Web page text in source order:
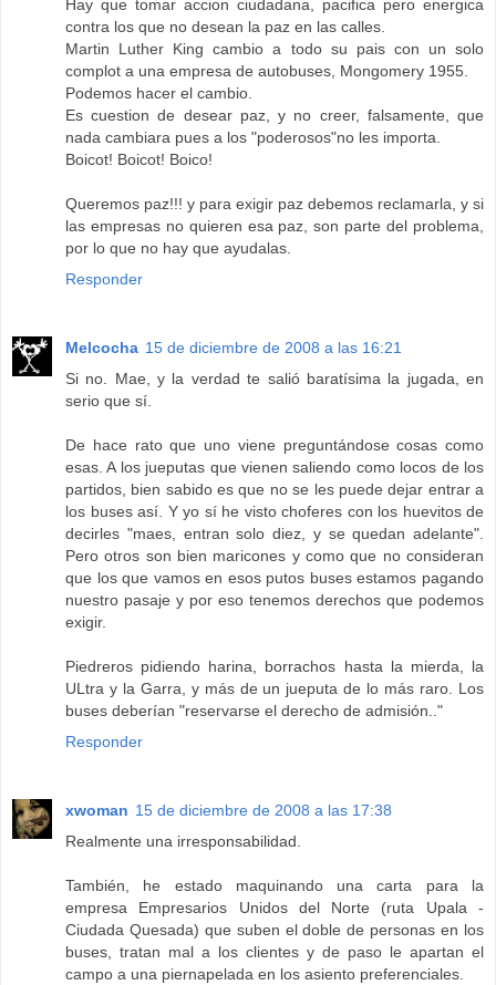
Hay que tomar accion ciudadana, pacifica pero energica
contra los que no desean la paz en las calles.
Martin Luther King cambio a todo su pais con un solo
complot a una empresa de autobuses, Mongomery 1955.
Podemos hacer el cambio.
Es cuestion de desear paz, y no creer, falsamente, que
nada cambiara pues a los "poderosos"no les importa.
Boicot! Boicot! Boico!
Queremos paz!!! y para exigir paz debemos reclamarla, y si
las empresas no quieren esa paz, son parte del problema,
por lo que no hay que ayudalas.
Responder
Melcocha 15 de diciembre de 2008 a las 16:21
Si no. Mae, y la verdad te salió baratísima la jugada, en
serio que sí.
De hace rato que uno viene preguntándose cosas como
esas. A los jueputas que vienen saliendo como locos de los
partidos, bien sabido es que no se les puede dejar entrar a
los buses así. Y yo sí he visto choferes con los huevitos de
decirles "maes, entran solo diez, y se quedan adelante".
Pero otros son bien maricones y como que no consideran
que los que vamos en esos putos buses estamos pagando
nuestro pasaje y por eso tenemos derechos que podemos
exigir.
Piedreros pidiendo harina, borrachos hasta la mierda, la
ULtra y la Garra, y más de un jueputa de lo más raro. Los
buses deberían "reservarse el derecho de admisión.."
Responder
xwoman 15 de diciembre de 2008 a las 17:38
Realmente una irresponsabilidad.
También, he estado maquinando una carta para la
empresa Empresarios Unidos del Norte (ruta Upala -
Ciudada Quesada) que suben el doble de personas en los
buses, tratan mal a los clientes y de paso le apartan el
campo a una piernapelada en los asiento preferenciales.